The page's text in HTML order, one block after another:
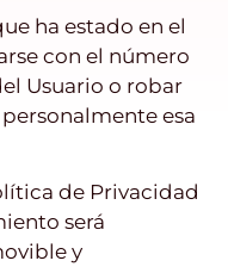
ha estado en el
con el número
Usuario o robar
esa
de Privacidad
será
y